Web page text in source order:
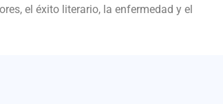
el éxito literario, la enfermedad y el